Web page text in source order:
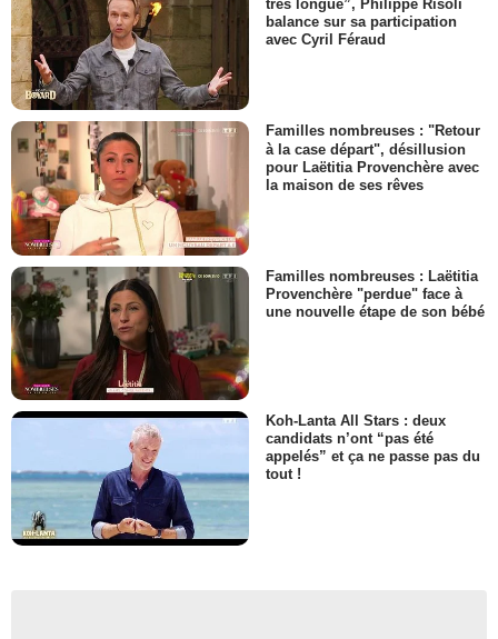
très longue”, Philippe Risoli
balance sur sa participation
avec Cyril Féraud
Familles nombreuses : "Retour
à la case départ", désillusion
pour Laëtitia Provenchère avec
la maison de ses rêves
Familles nombreuses : Laëtitia
Provenchère "perdue" face à
une nouvelle étape de son bébé
Koh-Lanta All Stars : deux
candidats n’ont “pas été
appelés” et ça ne passe pas du
tout !